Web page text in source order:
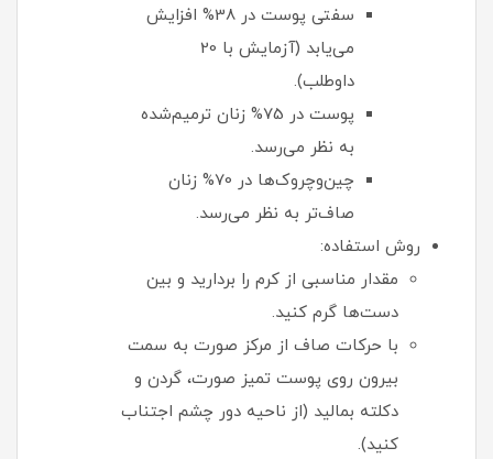
سفتی پوست در 38% افزایش
می‌یابد (آزمایش با 20
داوطلب).
پوست در 75% زنان ترمیم‌شده
به نظر می‌رسد.
چین‌وچروک‌ها در 70% زنان
صاف‌تر به نظر می‌رسد.
روش استفاده:
مقدار مناسبی از کرم را بردارید و بین
دست‌ها گرم کنید.
با حرکات صاف از مرکز صورت به سمت
بیرون روی پوست تمیز صورت، گردن و
دکلته بمالید (از ناحیه دور چشم اجتناب
کنید).